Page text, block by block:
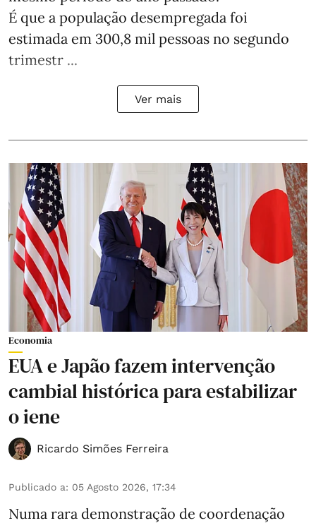
É que a população desempregada foi
estimada em 300,8 mil pessoas no segundo
trimestr ...
Ver mais
Economia
EUA e Japão fazem intervenção
cambial histórica para estabilizar
o iene
Ricardo Simões Ferreira
Publicado a: 05 Agosto 2026, 17:34
Numa rara demonstração de coordenação